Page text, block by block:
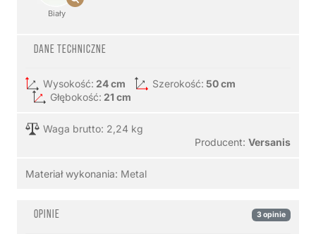
Biały
Dane techniczne
Wysokość: 24 cm Szerokość: 50 cm
Głębokość: 21 cm
Waga brutto: 2,24 kg
Producent: Versanis
Materiał wykonania: Metal
Opinie 3 opinie